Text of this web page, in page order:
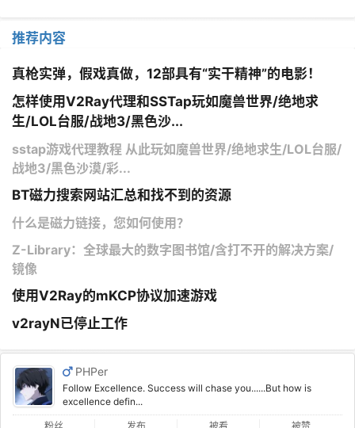
推荐内容
真枪实弹，假戏真做，12部具有“实干精神”的电影！
怎样使用V2Ray代理和SSTap玩如魔兽世界/绝地求
生/LOL台服/战地3/黑色沙...
sstap游戏代理教程 从此玩如魔兽世界/绝地求生/LOL台服/
战地3/黑色沙漠/彩...
BT磁力搜索网站汇总和找不到的资源
什么是磁力链接，您如何使用？
Z-Library：全球最大的数字图书馆/含打不开的解决方案/
镜像
使用V2Ray的mKCP协议加速游戏
v2rayN已停止工作
PHPer
Follow Excellence. Success will chase you......But how is
excellence defin...